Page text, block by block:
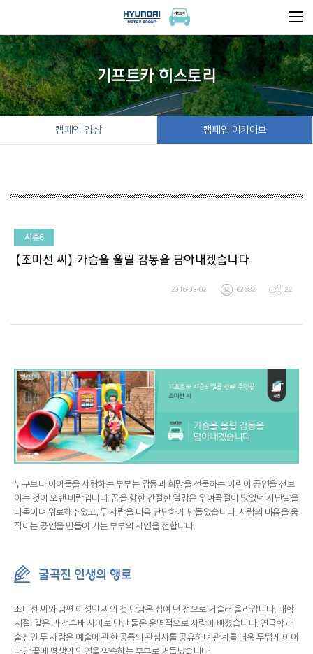
기프트카 히스토리
캠페인 영상 캠페인 아카이브
시즌6
【조미선 씨】 가슴을 울릴 감동을 담아내겠습니다
2016-03-02 62682 22
누구보다 아이들을 사랑하는 부부는 감동과 희망을 선물하는 어린이 공연을 선보
이는 것이 오랜 바람입니다. 꿈을 향한 간절한 열망은 우여곡절이 많았던 지난날을
다독이며 위로해주었고, 두 사람을 더욱 단단하게 만들었습니다. 사람의 마음을 움
직이는 공연을 만들어 가는 부부의 사연을 전합니다.
굴곡진 인생의 행로
조미선 씨와 남편 이성민 씨의 첫 만남은 십여 년 전으로 거슬러 올라갑니다. 대학
시절, 같은 과 선후배 사이로 만난 둘은 운명적으로 사랑에 빠졌습니다. 연극학과
출신인 두 사람은 예술에 관한 공통의 관심사를 공유하며 관계를 더욱 두텁게 이어
나간 끝에 평생의 인연을 약속하는 부부로 거듭났습니다.